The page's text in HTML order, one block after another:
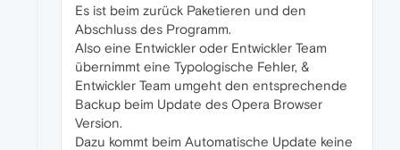
Es ist beim zurück Paketieren und den
Abschluss des Programm.
Also eine Entwickler oder Entwickler Team
übernimmt eine Typologische Fehler, &
Entwickler Team umgeht den entsprechende
Backup beim Update des Opera Browser
Version.
Dazu kommt beim Automatische Update keine